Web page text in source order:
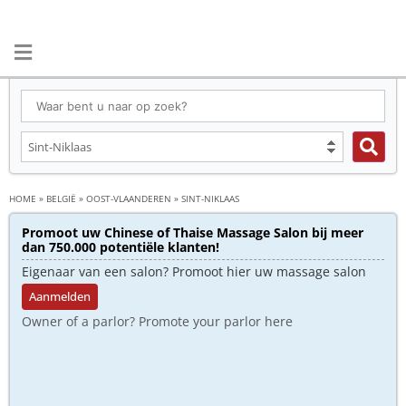
HOME » BELGIË » OOST-VLAANDEREN » SINT-NIKLAAS
Promoot uw Chinese of Thaise Massage Salon bij meer
dan 750.000 potentiële klanten!
Eigenaar van een salon? Promoot hier uw massage salon
Aanmelden
Owner of a parlor? Promote your parlor here